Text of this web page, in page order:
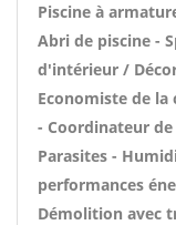
Piscine à
Abri de piscine -
d'intérieur /
Economiste de
- Coordinateur
Parasites -
performances
Démolition avec